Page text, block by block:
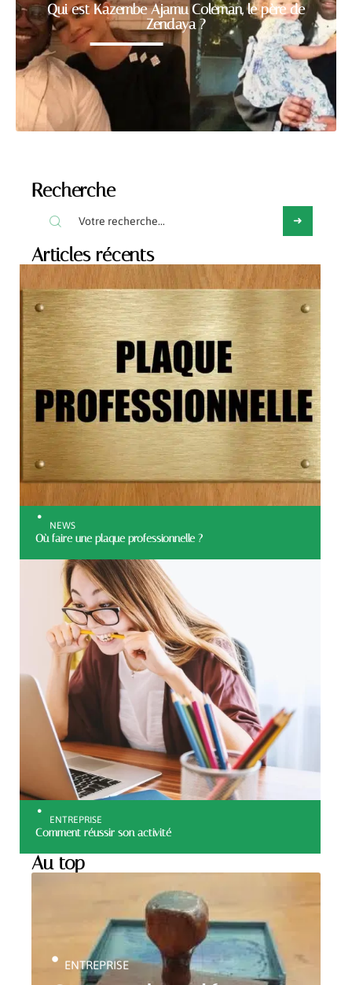
Qui est Kazembe Ajamu Coleman, le père de
Zendaya ?
Recherche
Articles récents
NEWS
Où faire une plaque professionnelle ?
ENTREPRISE
Comment réussir son activité
Au top
ENTREPRISE